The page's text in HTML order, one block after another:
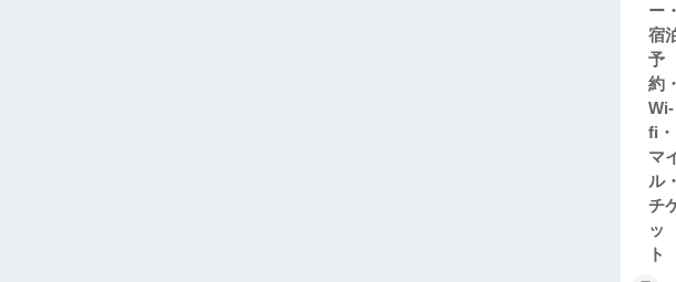
ー
宿
予
約
Wi-
fi・
マ
ル
チ
ッ
ト